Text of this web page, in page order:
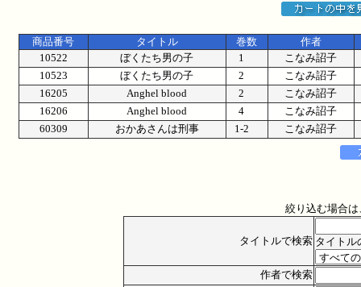
商品番号 タイトル 巻数
作者
10522
ぼくたち男の子 1
こなみ詔子
10523
ぼくたち男の子 2
こなみ詔子
16205
Anghel blood 2
こなみ詔子
16206
Anghel blood 4
こなみ詔子
60309
おかあさんは刑事 1-2 こなみ詔子
絞り込む場合
タイトルで検索 タイトル
作者で検索